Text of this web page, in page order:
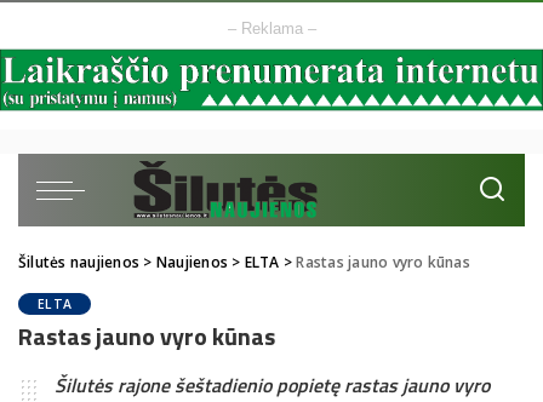
– Reklama –
Šilutės naujienos > Naujienos > ELTA >Rastas jauno vyro kūnas
ELTA
Rastas jauno vyro kūnas
Šilutės rajone šeštadienio popietę rastas jauno vyro